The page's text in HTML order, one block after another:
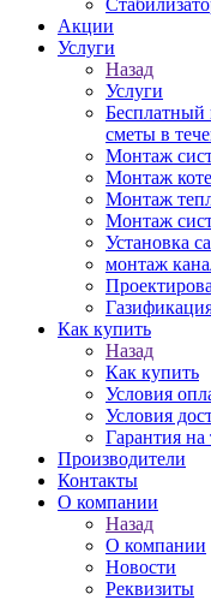
Акции
Услуги
Назад
Услуги
Бесплатный
сметы в
Монтаж
Монтаж
Монтаж
Монтаж
Установка
монтаж
Как купить
Назад
Как купить
Условия
Условия
Гарантия на
Производители
Контакты
О компании
Назад
О компании
Новости
Реквизиты